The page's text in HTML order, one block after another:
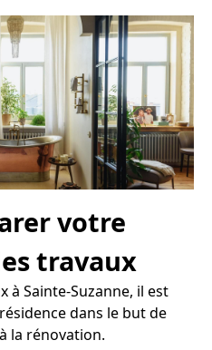
votre
travaux
à Sainte-Suzanne, il est
dans le but de
la rénovation.